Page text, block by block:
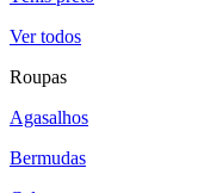
Ver todos
Roupas
Agasalhos
Bermudas